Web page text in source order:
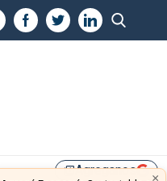
library_addAgreganos ×